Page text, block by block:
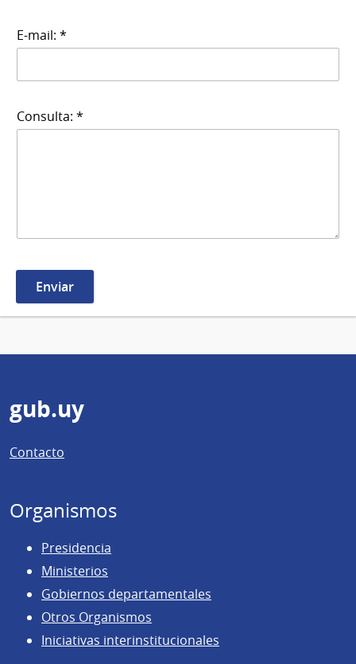
E-mail: *
Consulta: *
Pie
de
página
gub.uy
Contacto
Organismos
Presidencia
Ministerios
Gobiernos departamentales
Otros Organismos
Iniciativas interinstitucionales